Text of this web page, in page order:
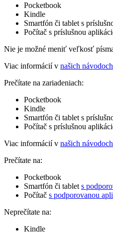
Pocketbook
Kindle
Smartfón či tablet s
Počítač s príslušnou
Nie je možné meniť veľkosť
Viac informácií v našich návodoch
Prečítate na zariadeniach:
Pocketbook
Kindle
Smartfón či tablet s
Počítač s príslušnou
Viac informácií v našich návodoch
Prečítate na:
Pocketbook
Smartfón či tablet s
Počítač s podporovanou
Neprečítate na:
Kindle